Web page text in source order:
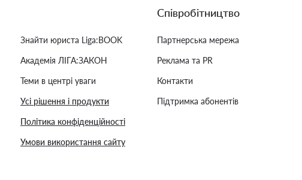
Знайти юриста Liga:BOOK
Академія ЛІГА:ЗАКОН
Теми в центрі уваги
Усі рішення і продукти
Політика конфіденційності
Умови використання сайту
Співробітництво
Партнерська мережа
Реклама та PR
Контакти
Підтримка абонентів